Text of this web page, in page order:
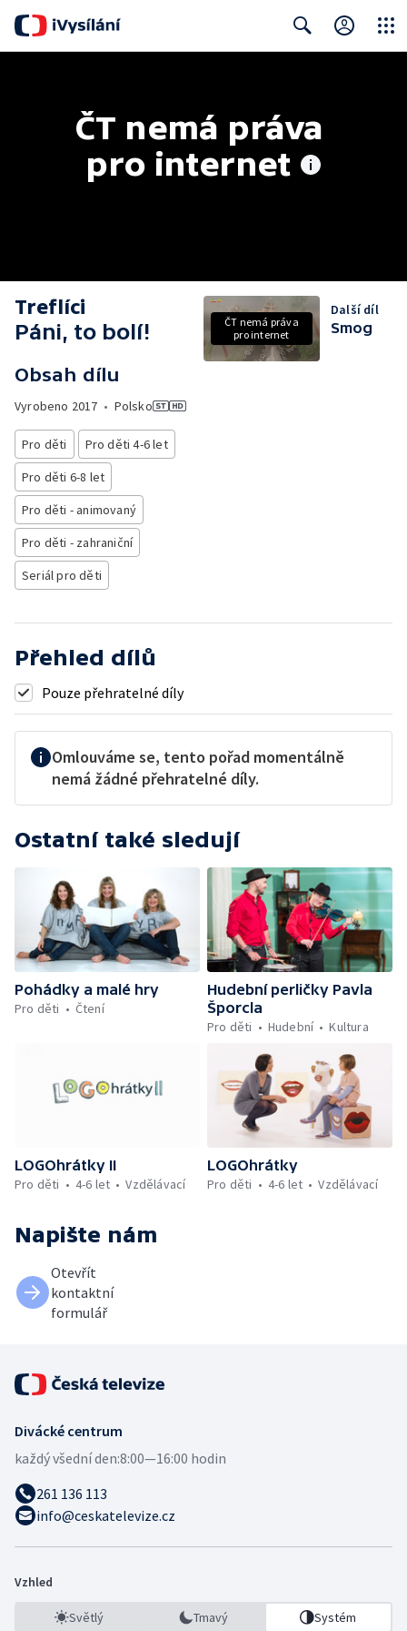
ČT nemá práva
pro internet
Treflíci
Páni, to bolí!
Obsah dílu
Vyrobeno 2017 • Polsko
Pro děti
Pro děti 4-6 let
Pro děti 6-8 let
Pro děti - animovaný
Pro děti - zahraniční
Seriál pro děti
ČT nemá práva
pro internet
Další díl
Smog
Přehled dílů
Pouze přehratelné díly
Omlouváme se, tento pořad momentálně
nemá žádné přehratelné díly.
Ostatní také sledují
Pohádky a malé hry
Pro děti
Čtení
Hudební perličky Pavla
Šporcla
Pro děti
Hudební Kultura
LOGOhrátky II
Pro děti
4-6 let Vzdělávací
LOGOhrátky
Pro děti
4-6 let Vzdělávací
Napište nám
Otevřít
kontaktní
formulář
Divácké centrum
každý všední den:8:00—16:00 hodin
261 136 113
info@ceskatelevize.cz
Vzhled
Světlý Tmavý Systém